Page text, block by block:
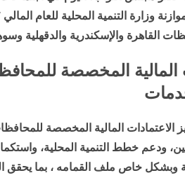
القاهرة والإسكندرية والدقهلية
المالية المخصصة
الاعتمادات المالية المخصصة
ودعم خطط التنمية المحلية،
وبشكل خاص ملف القمامه ، بما يحقق